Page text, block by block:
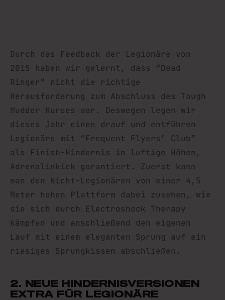
Durch das Feedback der Legionäre von
2015 haben wir gelernt, dass “Dead
Ringer” nicht die richtige
Herausforderung zum Abschluss des Tough
Mudder Kurses war. Deswegen legen wir
dieses Jahr einen drauf und entführen
Legionäre mit “Frequent Flyers’ Club”
als Finish-Hindernis in luftige Höhen,
Adrenalinkick garantiert. Zuerst kann
man den Nicht-Legionären von einer 4,5
Meter hohen Plattform dabei zusehen, wie
sie sich durch Electroshock Therapy
kämpfen und anschließend den eigenen
Lauf mit einem eleganten Sprung auf ein
riesiges Sprungkissen abschließen.
2. NEUE HINDERNISVERSIONEN
EXTRA FÜR LEGIONÄRE